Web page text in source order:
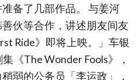
备了几部作品。 与姜河
伙等合作，讲述朋友间友
Ride》即将上映。」车银
《The Wonder Fools》，
弱的公务员「李运政」，